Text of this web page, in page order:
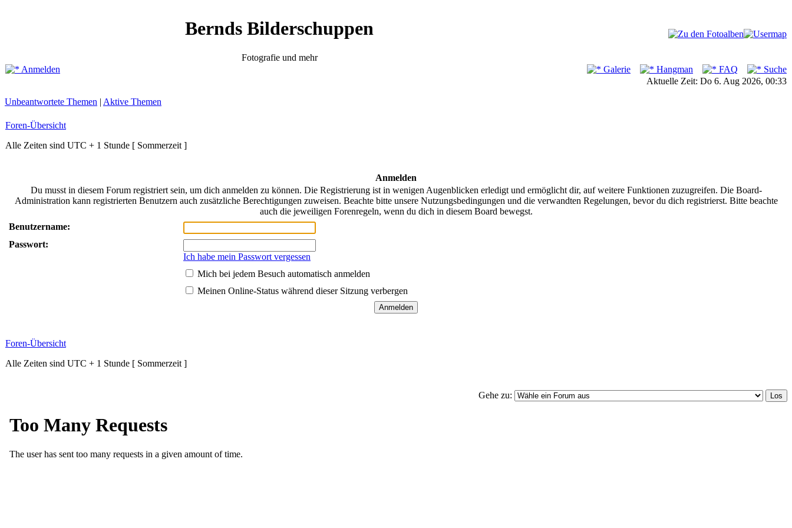
Bernds Bilderschuppen
Fotografie und mehr
Anmelden
Galerie Hangman FAQ
Suche
Aktuelle Zeit: Do 6. Aug 2026, 00:33
Unbeantwortete Themen | Aktive Themen
Foren-Übersicht
Alle Zeiten sind UTC + 1 Stunde [ Sommerzeit ]
Anmelden
Du musst in diesem Forum registriert sein, um dich anmelden zu können. Die Registrierung ist in wenigen Augenblicken erledigt und ermöglicht dir, auf weitere Funktionen zuzugreifen. Die Board-
Administration kann registrierten Benutzern auch zusätzliche Berechtigungen zuweisen. Beachte bitte unsere Nutzungsbedingungen und die verwandten Regelungen, bevor du dich registrierst. Bitte beachte
auch die jeweiligen Forenregeln, wenn du dich in diesem Board bewegst.
Benutzername:
Passwort:
Ich habe mein Passwort vergessen
Mich bei jedem Besuch automatisch anmelden
Meinen Online-Status während dieser Sitzung verbergen
Foren-Übersicht
Alle Zeiten sind UTC + 1 Stunde [ Sommerzeit ]
Gehe zu: